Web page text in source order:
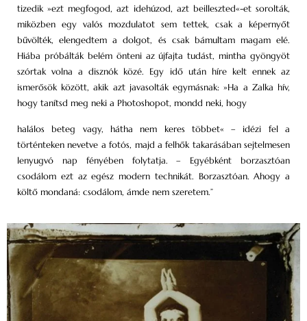
tizedik »ezt megfogod, azt idehúzod, azt beilleszted«-et sorolták,
miközben egy valós mozdulatot sem tettek, csak a képernyőt
bűvölték, elengedtem a dolgot, és csak bámultam magam elé.
Hiába próbálták belém önteni az újfajta tudást, mintha gyöngyöt
szórtak volna a disznók közé. Egy idő után híre kelt ennek az
ismerősök között, akik azt javasolták egymásnak: »Ha a Zalka hív,
hogy tanítsd meg neki a Photoshopot, mondd neki, hogy
halálos beteg vagy, hátha nem keres többet« – idézi fel a
történteken nevetve a fotós, majd a felhők takarásában sejtelmesen
lenyugvó nap fényében folytatja. – Egyébként borzasztóan
csodálom ezt az egész modern technikát. Borzasztóan. Ahogy a
költő mondaná: csodálom, ámde nem szeretem.”